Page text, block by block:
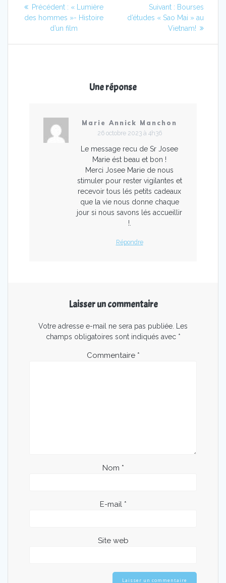
l’article
Précédent : Article
précédent
« Lumière
des hommes »- Histoire
d’un film
Suivant : Article
suivant
:
Bourses
d’études « Sao Mai » au
Vietnam!
Une réponse
Marie Annick Manchon
26 octobre 2023 à 4h36
Le message recu de Sr Josee
Marie ést beau et bon !
Merci Josee Marie de nous
stimuler pour rester vigilantes et
recevoir tous lés petits cadeaux
que la vie nous donne chaque
jour si nous savons lés accueillir
!.
Répondre
Laisser un commentaire
Votre adresse e-mail ne sera pas publiée. Les
champs obligatoires sont indiqués avec *
Commentaire *
Nom *
E-mail *
Site web